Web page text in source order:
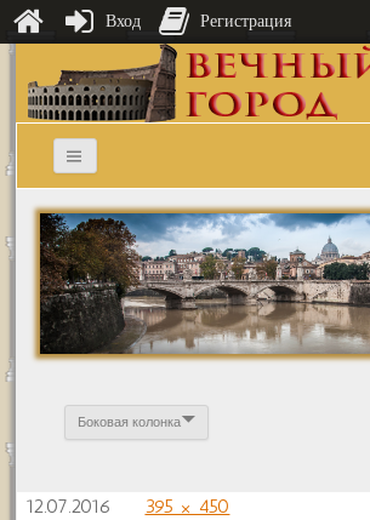
Боковая колонка
12.07.2016 395 × 450
Вход Регистрация